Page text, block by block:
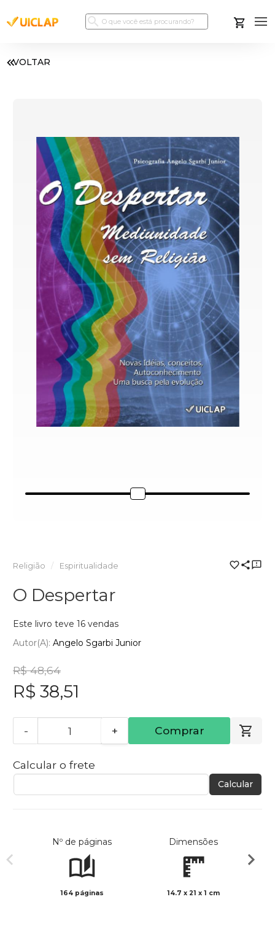
VOLTAR
Religião Espiritualidade
O Despertar
Este livro teve 16 vendas
Autor(a): Angelo Sgarbi Junior
R$ 48,64
R$ 38,51
- + Comprar
Calcular o frete
Calcular
Nº de páginas
164 páginas
Dimensões
14.7 x 21 x 1 cm